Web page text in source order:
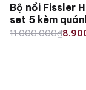
Bộ nồi Fissler
set 5 kèm
in Germany
11.000.000₫
Original
Current